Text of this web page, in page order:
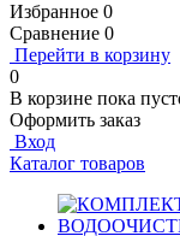
Избранное 0
Сравнение 0
Перейти в корзину
0
В корзине пока
Оформить заказ
Вход
Каталог товаров